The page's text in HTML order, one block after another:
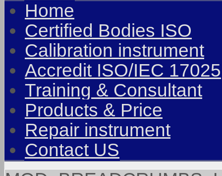
Home
Certified Bodies ISO
Calibration instrument
Accredit ISO/IEC 17025
Training & Consultant
Products & Price
Repair instrument
Contact US